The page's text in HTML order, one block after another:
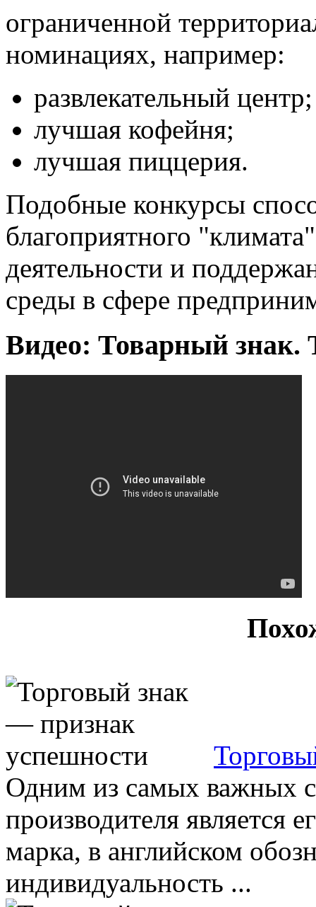
ограниченной
номинациях, например:
развлекательный центр;
лучшая кофейня;
лучшая пиццерия.
Подобные конкурсы
благоприятного
деятельности и
среды в сфере
Видео: Товарный знак.
Одним из самых важных
производителя является
марка, в английском
индивидуальность ...